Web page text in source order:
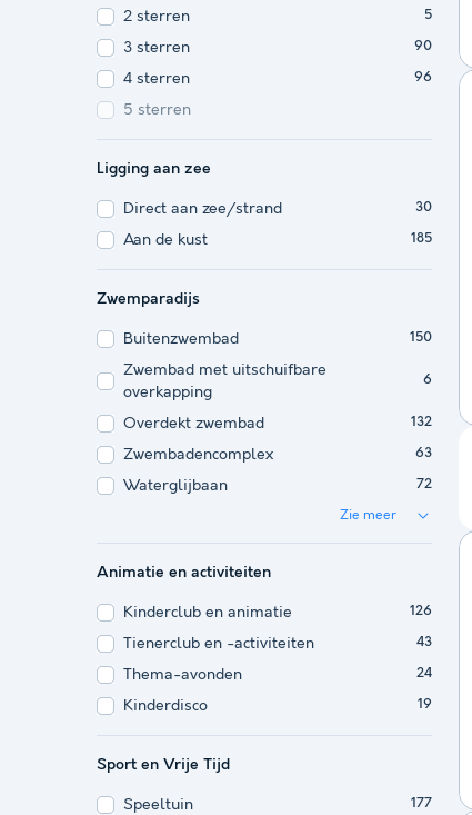
2 sterren
5
3 sterren 90
4 sterren 96
5 sterren
Ligging aan zee
Direct aan zee/strand 30
Aan de kust 185
Zwemparadijs
Buitenzwembad 150
Zwembad met uitschuifbare
overkapping
6
Overdekt zwembad 132
Zwembadencomplex 63
Waterglijbaan 72
Zie meer
Animatie en activiteiten
Kinderclub en animatie 126
Tienerclub en -activiteiten 43
Thema-avonden 24
Kinderdisco 19
Sport en Vrije Tijd
Speeltuin 177